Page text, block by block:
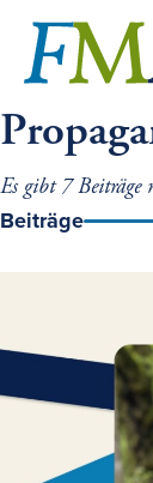
Hauptinhalt
Es gibt 7 Beiträge
Beiträge